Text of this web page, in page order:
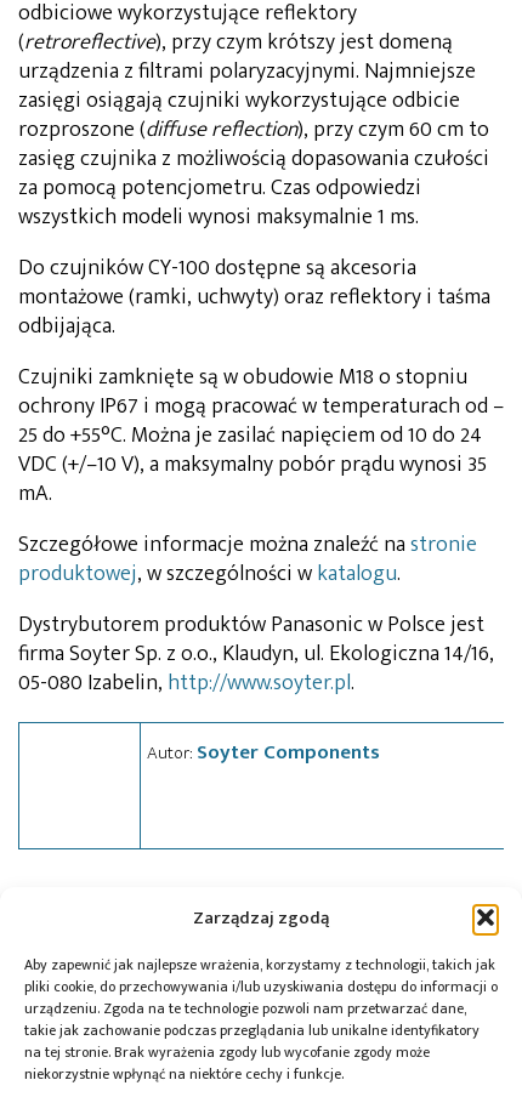
Zarządzaj zgodą
Aby zapewnić jak najlepsze wrażenia, korzystamy z technologii, takich jak
pliki cookie, do przechowywania i/lub uzyskiwania dostępu do informacji o
urządzeniu. Zgoda na te technologie pozwoli nam przetwarzać dane,
takie jak zachowanie podczas przeglądania lub unikalne identyfikatory
na tej stronie. Brak wyrażenia zgody lub wycofanie zgody może
niekorzystnie wpłynąć na niektóre cechy i funkcje.
odbiciowe wykorzystujące reflektory
(retroreflective), przy czym krótszy jest domeną
urządzenia z filtrami polaryzacyjnymi. Najmniejsze
zasięgi osiągają czujniki wykorzystujące odbicie
rozproszone (diffuse reflection), przy czym 60 cm to
zasięg czujnika z możliwością dopasowania czułości
za pomocą potencjometru. Czas odpowiedzi
wszystkich modeli wynosi maksymalnie 1 ms.
Do czujników CY-100 dostępne są akcesoria
montażowe (ramki, uchwyty) oraz reflektory i taśma
odbijająca.
Czujniki zamknięte są w obudowie M18 o stopniu
ochrony IP67 i mogą pracować w temperaturach od –
25 do +55°C. Można je zasilać napięciem od 10 do 24
VDC (+/–10 V), a maksymalny pobór prądu wynosi 35
mA.
Szczegółowe informacje można znaleźć nastronie
produktowej, w szczególności wkatalogu.
Dystrybutorem produktów Panasonic w Polsce jest
firma Soyter Sp. z o.o., Klaudyn, ul. Ekologiczna 14/16,
05-080 Izabelin, http://www.soyter.pl.
Autor: Soyter Components
Panasonic Soyter
Przeczytaj również: